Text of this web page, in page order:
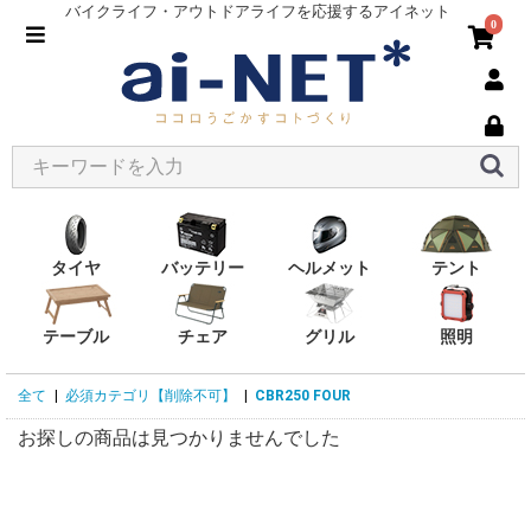
バイクライフ・アウトドアライフを応援するアイネット
0
タイヤ バッテリー ヘルメット テント
テーブル チェア グリル 照明
全て 必須カテゴリ【削除不可】 CBR250 FOUR
お探しの商品は見つかりませんでした